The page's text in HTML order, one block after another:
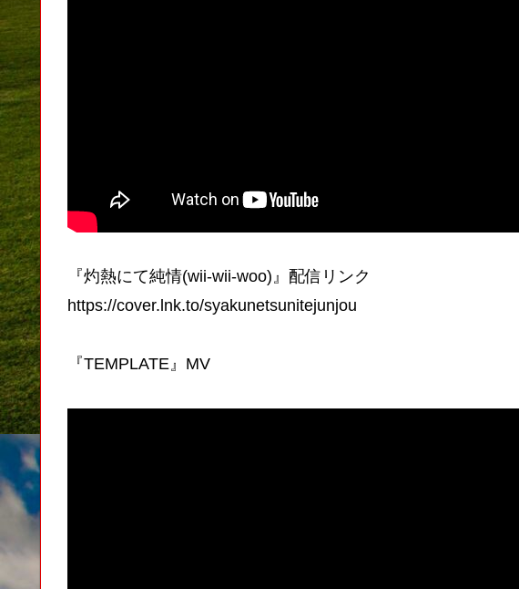
『灼熱にて純情(wii-wii-woo)』配信リンク
https://cover.lnk.to/syakunetsunitejunjou
『TEMPLATE』MV